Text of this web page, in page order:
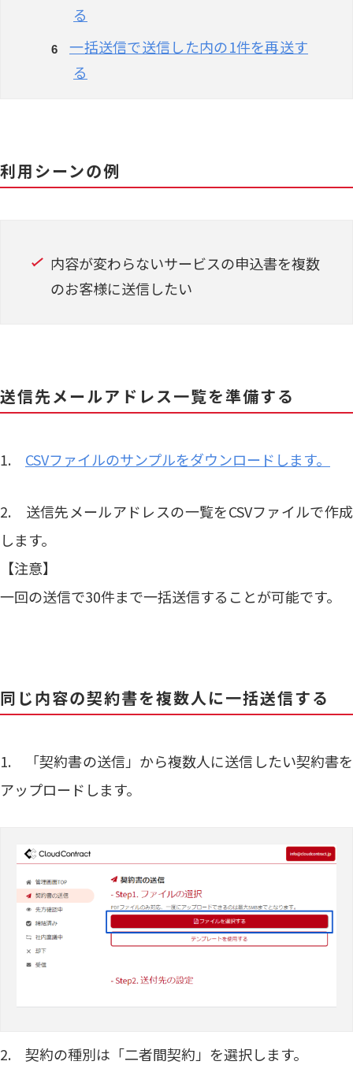
る
一括送信で送信した内の1件を再送す
る
利用シーンの例
内容が変わらないサービスの申込書を複数
のお客様に送信したい
送信先メールアドレス一覧を準備する
1. CSVファイルのサンプルをダウンロードします。
2. 送信先メールアドレスの一覧をCSVファイルで作成
します。
【注意】
一回の送信で30件まで一括送信することが可能です。
同じ内容の契約書を複数人に一括送信する
1. 「契約書の送信」から複数人に送信したい契約書を
アップロードします。
2. 契約の種別は「二者間契約」を選択します。